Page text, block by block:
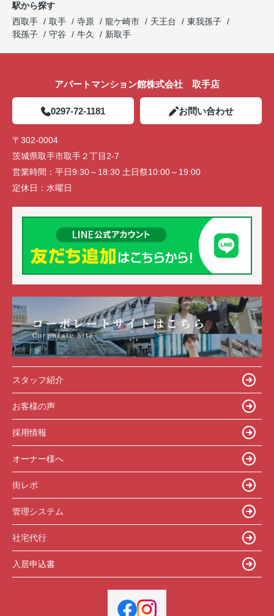
駅から探す
西取手
取手 寺原 龍ケ崎市 天王台
東我孫子
我孫子
守谷 牛久 新取手
アパートマンション館株式会社 取手店
0297-72-1181 お問い合わせ
〒302-0004
茨城県取手市取手２丁目2-7
営業時間： 平日9:30～18:30 土日祭10:00～19:00
定休日： 水曜日
スタッフ紹介
お客様の声
採用情報
オーナー様へ
街レポ
管理システム
社宅代行
入居申込書